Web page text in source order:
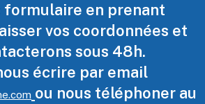
formulaire en prenant
vos coordonnées et
sous 48h.
écrire par email
ou nous téléphoner au